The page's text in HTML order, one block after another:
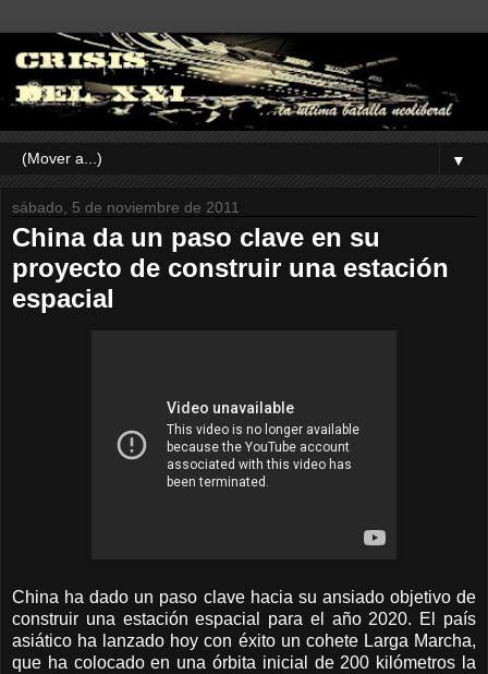
▼
sábado, 5 de noviembre de 2011
China da un paso clave en su
proyecto de construir una estación
espacial
China ha dado un paso clave hacia su ansiado objetivo de
construir una estación espacial para el año 2020. El país
asiático ha lanzado hoy con éxito un cohete Larga Marcha,
que ha colocado en una órbita inicial de 200 kilómetros la